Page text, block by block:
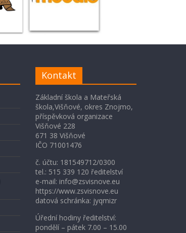
Kontakt
Základní škola a Mateřská
škola,Višňové, okres Znojmo,
příspěvková organizace
Višňové 228
671 38 Višňové
IČO 71001476
č. účtu: 181549712/0300
tel.: 515 339 120 ředitelství
e-mail: info@zsvisnove.eu
https://www.zsvisnove.eu
datová schránka: jyqmizr
Úřední hodiny ředitelství:
pondělí – pátek 7.00 – 15.00